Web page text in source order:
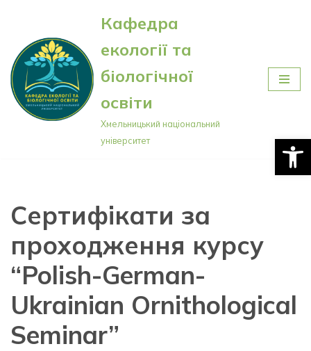
Перейти
до
вмісту
Кафедра
екології та
біологічної
освіти
Хмельницький національний
університет
Сертифікати за
проходження курсу
“Polish-German-
Ukrainian Ornithological
Seminar”